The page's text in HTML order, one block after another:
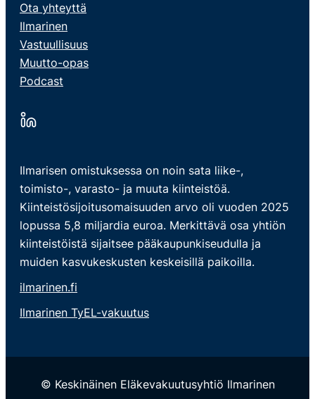
Ota yhteyttä
Ilmarinen
Vastuullisuus
Muutto-opas
Podcast
Ilmarisen omistuksessa on noin sata liike-,
toimisto-, varasto- ja muuta kiinteistöä.
Kiinteistösijoitusomaisuuden arvo oli vuoden 2025
lopussa 5,8 miljardia euroa. Merkittävä osa yhtiön
kiinteistöistä sijaitsee pääkaupunkiseudulla ja
muiden kasvukeskusten keskeisillä paikoilla.
ilmarinen.fi
Ilmarinen TyEL-vakuutus
© Keskinäinen Eläkevakuutusyhtiö Ilmarinen